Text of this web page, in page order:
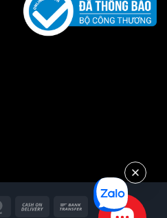
MasterCardCash
Bank